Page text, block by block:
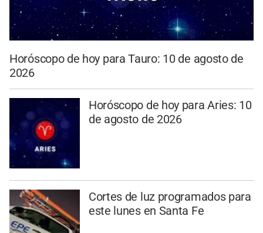
Horóscopo de hoy para Tauro: 10 de agosto de
2026
Horóscopo de hoy para Aries: 10
de agosto de 2026
Cortes de luz programados para
este lunes en Santa Fe